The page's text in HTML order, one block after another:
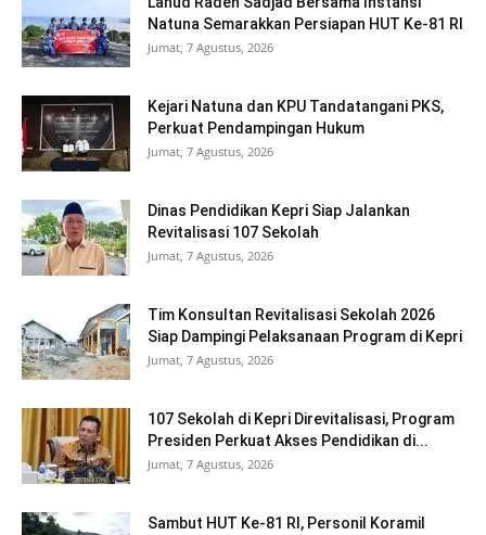
Natuna Semarakkan Persiapan HUT Ke-81 RI
Jumat, 7 Agustus, 2026
Kejari Natuna dan KPU Tandatangani PKS,
Perkuat Pendampingan Hukum
Jumat, 7 Agustus, 2026
Dinas Pendidikan Kepri Siap Jalankan
Revitalisasi 107 Sekolah
Jumat, 7 Agustus, 2026
Tim Konsultan Revitalisasi Sekolah 2026
Siap Dampingi Pelaksanaan Program di Kepri
Jumat, 7 Agustus, 2026
107 Sekolah di Kepri Direvitalisasi, Program
Presiden Perkuat Akses Pendidikan di...
Jumat, 7 Agustus, 2026
Sambut HUT Ke-81 RI, Personil Koramil